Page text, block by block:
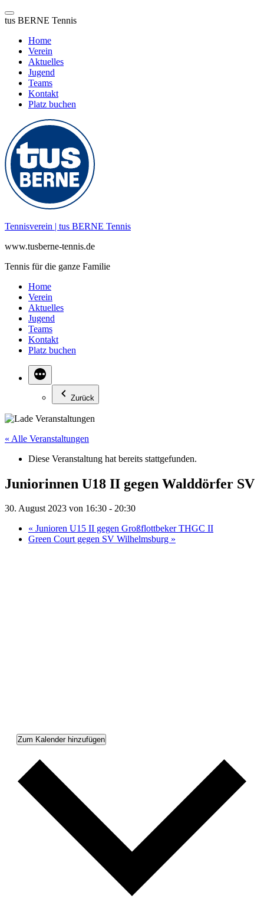
tus BERNE Tennis
Home
Verein
Aktuelles
Jugend
Teams
Kontakt
Platz buchen
Inhalt
springen
Tennisverein | tus BERNE Tennis
www.tusberne-tennis.de
Tennis für die ganze Familie
Home
Verein
Aktuelles
Jugend
Teams
Kontakt
Platz buchen
Zurück
« Alle Veranstaltungen
Diese Veranstaltung hat bereits stattgefunden.
Juniorinnen U18 II gegen Walddörfer SV
30. August 2023 von 16:30 - 20:30
« Junioren U15 II gegen Großflottbeker THGC II
Green Court gegen SV Wilhelmsburg »
Zum Kalender hinzufügen